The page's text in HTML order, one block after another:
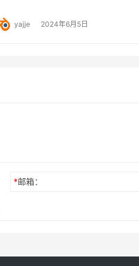
yajje 2024年6月5日
*邮箱：